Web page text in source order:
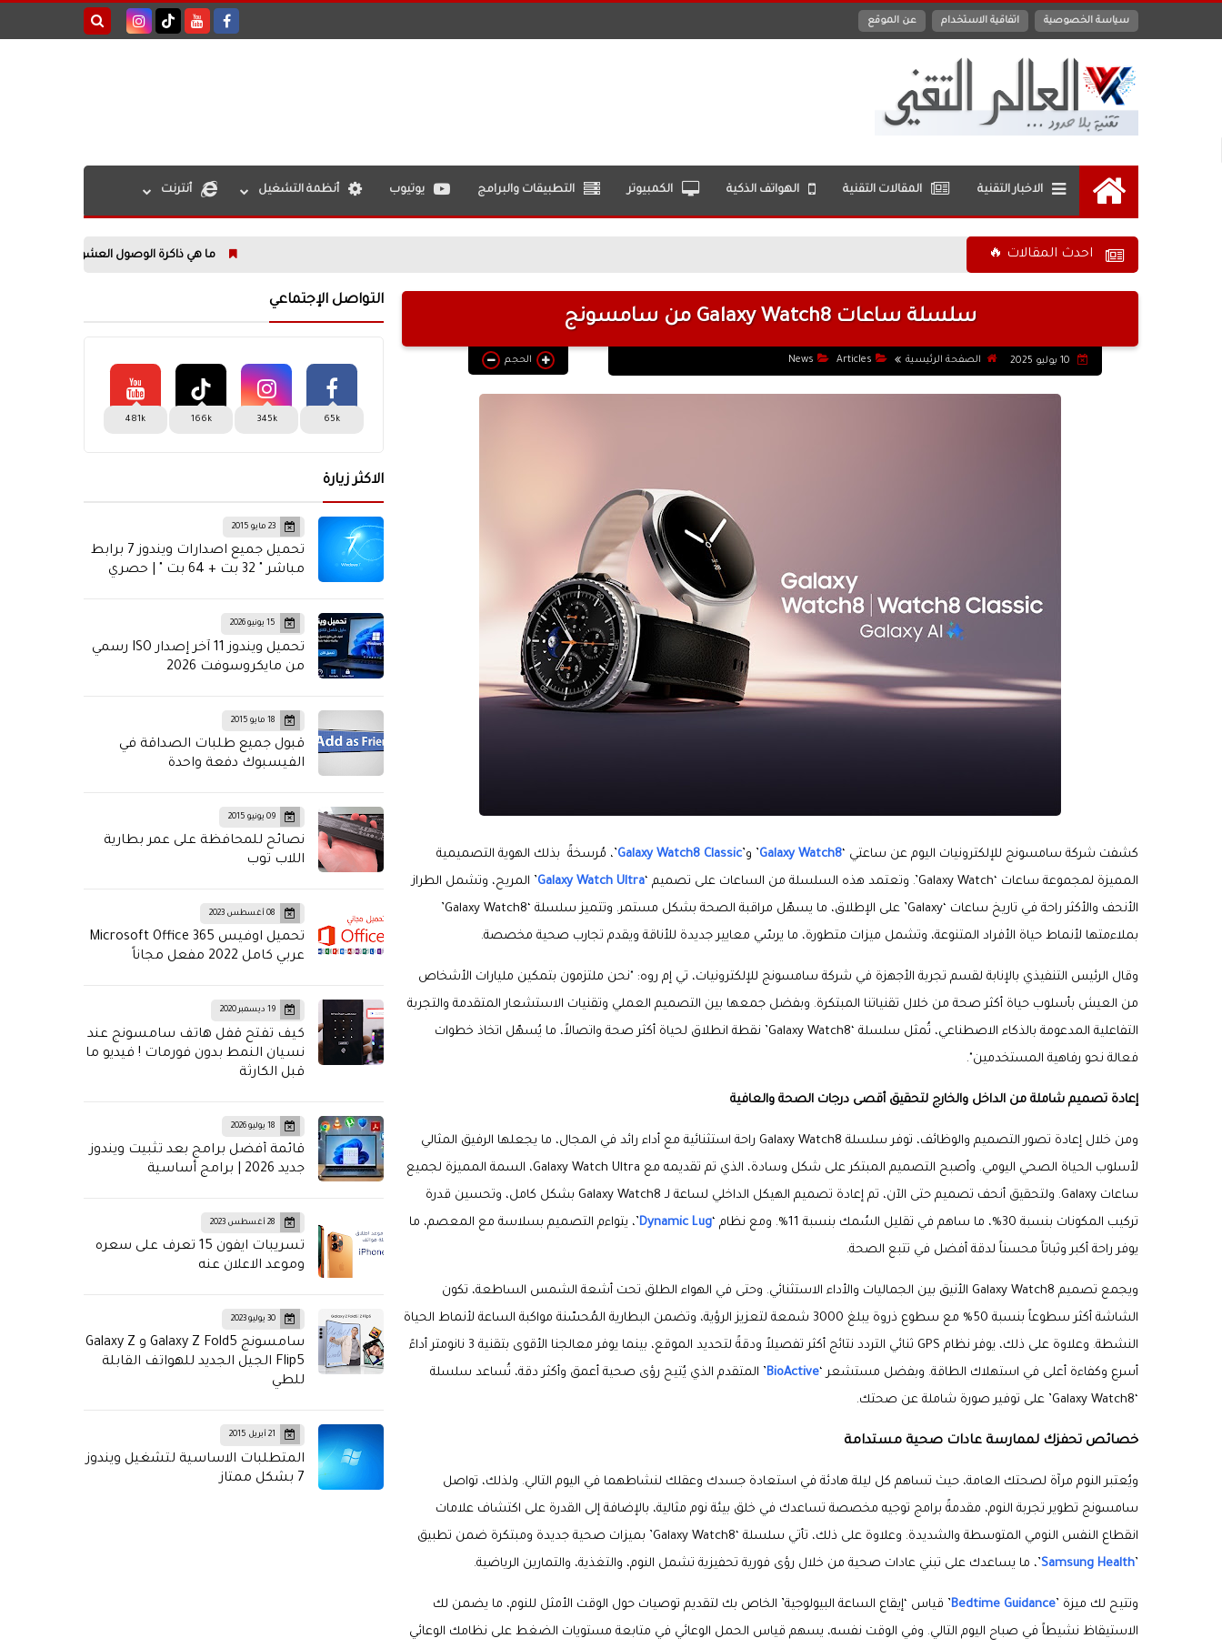
سياسة الخصوصية اتفاقية الاستخدام عن الموقع
الرئيسيةالاخبار التقنية المقالات التقنية الهواتف الذكية الكمبيوتر التطبيقات والبرامج يوتيوب أنظمة التشغيل أنترنت
احدث المقالات 🔥 ما هي ذاكرة الوصول العشوائي (RAM)؟ كل ما تحتاج معرفته عن أهم مكونات الحاسوب
سلسلة ساعات Galaxy Watch8 من سامسونج
الصفحة الرئيسية Articles
News الحجم
كشفت شركة سامسونج للإلكترونيات اليوم عن ساعتي ‘Galaxy Watch8’ و’Galaxy Watch8 Classic’، مُرسخةً بذلك الهوية التصميمية
المميزة لمجموعة ساعات ‘Galaxy Watch’. وتعتمد هذه السلسلة من الساعات على تصميم ‘
Galaxy Watch Ultra’ المريح، وتشمل الطراز
الأنحف والأكثر راحة في تاريخ ساعات ‘Galaxy’ على الإطلاق، ما يسهّل مراقبة الصحة بشكل مستمر. وتتميز سلسلة ‘Galaxy Watch8’
بملاءمتها لأنماط حياة الأفراد المتنوعة، وتشمل ميزات متطورة، ما يرسّي معايير جديدة للأناقة ويقدم تجارب صحية مخصصة.
وقال الرئيس التنفيذي بالإنابة لقسم تجربة الأجهزة في شركة سامسونج للإلكترونيات، تي إم روه: "نحن ملتزمون بتمكين مليارات الأشخاص
من العيش بأسلوب حياة أكثر صحة من خلال تقنياتنا المبتكرة. وبفضل جمعها بين التصميم العملي وتقنيات الاستشعار المتقدمة والتجربة
التفاعلية المدعومة بالذكاء الاصطناعي، تُمثل سلسلة ‘Galaxy Watch8’ نقطة انطلاق لحياة أكثر صحة واتصالاً، ما يُسهّل اتخاذ خطوات
فعالة نحو رفاهية المستخدمين".
إعادة تصميم شاملة من الداخل والخارج لتحقيق أقصى درجات الصحة والعافية
ومن خلال إعادة تصور التصميم والوظائف، توفر سلسلة Galaxy Watch8 راحة استثنائية مع أداء رائد في المجال، ما يجعلها الرفيق المثالي
لأسلوب الحياة الصحي اليومي. وأصبح التصميم المبتكر على شكل وسادة، الذي تم تقديمه مع Galaxy Watch Ultra، السمة المميزة لجميع
ساعات Galaxy. ولتحقيق أنحف تصميم حتى الآن، تم إعادة تصميم الهيكل الداخلي لساعة لـ Galaxy Watch8 بشكل كامل، وتحسين قدرة
تركيب المكونات بنسبة 30%، ما ساهم في تقليل السُمك بنسبة 11%. ومع نظام ‘
Dynamic Lug’، يتواءم التصميم بسلاسة مع المعصم، ما
يوفر راحة أكبر وثباتاً محسناً لدقة أفضل في تتبع الصحة.
ويجمع تصميم Galaxy Watch8 الأنيق بين الجماليات والأداء الاستثنائي. وحتى في الهواء الطلق تحت أشعة الشمس الساطعة، تكون
الشاشة أكثر سطوعاً بنسبة 50% مع سطوع ذروة يبلغ 3000 شمعة لتعزيز الرؤية، وتضمن البطارية المُحسّنة مواكبة الساعة لأنماط الحياة
النشطة. وعلاوة على ذلك، يوفر نظام GPS ثنائي التردد نتائج أكثر تفصيلاً ودقةً لتحديد الموقع، بينما يوفر معالجنا الأقوى بتقنية 3 نانومتر أداءً
أسرع وكفاءة أعلى في استهلاك الطاقة. وبفضل مستشعر ‘BioActive’ المتقدم الذي يُتيح رؤى صحية أعمق وأكثر دقة، تُساعد سلسلة
‘Galaxy Watch8’ على توفير صورة شاملة عن صحتك.
خصائص تحفزك لممارسة عادات صحية مستدامة
ويُعتبر النوم مرآة لصحتك العامة، حيث تساهم كل ليلة هادئة في استعادة جسدك وعقلك لنشاطهما في اليوم التالي. ولذلك، تواصل
سامسونج تطوير تجربة النوم، مقدمةً برامج توجيه مخصصة تساعدك في خلق بيئة نوم مثالية، بالإضافة إلى القدرة على اكتشاف علامات
انقطاع النفس النومي المتوسطة والشديدة. وعلاوة على ذلك، تأتي سلسلة ‘Galaxy Watch8’ بميزات صحية جديدة ومبتكرة ضمن تطبيق
’
Samsung Health’، ما يساعدك على تبني عادات صحية من خلال رؤى فورية تحفيزية تشمل النوم، والتغذية، والتمارين الرياضية.
وتتيح لك ميزة ’Bedtime Guidance’ قياس ‘إيقاع الساعة البيولوجية’ الخاص بك لتقديم توصيات حول الوقت الأمثل للنوم، ما يضمن لك
الاستيقاظ نشيطاً في صباح اليوم التالي. وفي الوقت نفسه، يسهم قياس الحمل الوعائي في متابعة مستويات الضغط على نظامك الوعائي
التواصل الإجتماعي
65k
345k
166k
481k
الاكثر زيارة
23 مايو 2015
تحميل جميع اصدارات ويندوز 7 برابط
مباشر " 32 بت + 64 بت " | حصري
15 يونيو 2026
تحميل ويندوز 11 آخر إصدار ISO رسمي
من مايكروسوفت 2026
18 مايو 2015
قبول جميع طلبات الصداقة في
الفيسبوك دفعة واحدة
09 يونيو 2015
نصائح للمحافظة على عمر بطارية
اللاب توب
08 أغسطس 2023
تحميل اوفيس Microsoft Office 365
عربي كامل 2022 مفعل مجاناً
19 ديسمبر 2020
كيف تفتح قفل هاتف سامسونج عند
نسيان النمط بدون فورمات ! فيديو ما
قبل الكارثة
18 يوليو 2026
قائمة أفضل برامج بعد تثبيت ويندوز
جديد 2026 | برامج أساسية
28 أغسطس 2023
تسريبات ايفون 15 تعرف على سعره
وموعد الاعلان عنه
30 يوليو 2023
سامسونج Galaxy Z Fold5 و Galaxy Z
Flip5 الجيل الجديد للهواتف القابلة
للطي
21 أبريل 2015
المتطلبات الاساسية لتشغيل ويندوز
7 بشكل ممتاز